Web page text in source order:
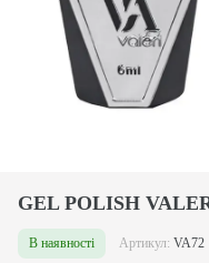
GEL POLISH
В наявності Артикул: VA72